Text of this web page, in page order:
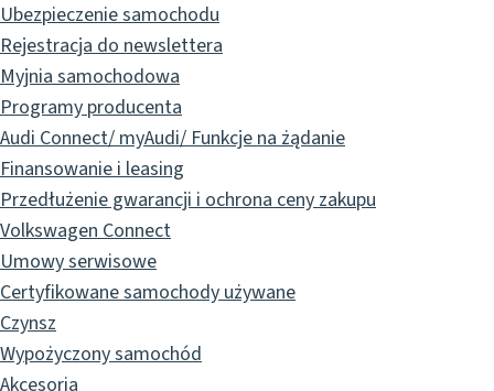
Ubezpieczenie samochodu
Rejestracja do newslettera
Myjnia samochodowa
Programy producenta
Audi Connect/ myAudi/ Funkcje na żądanie
Finansowanie i leasing
Przedłużenie gwarancji i ochrona ceny zakupu
Volkswagen Connect
Umowy serwisowe
Certyfikowane samochody używane
Czynsz
Wypożyczony samochód
Akcesoria